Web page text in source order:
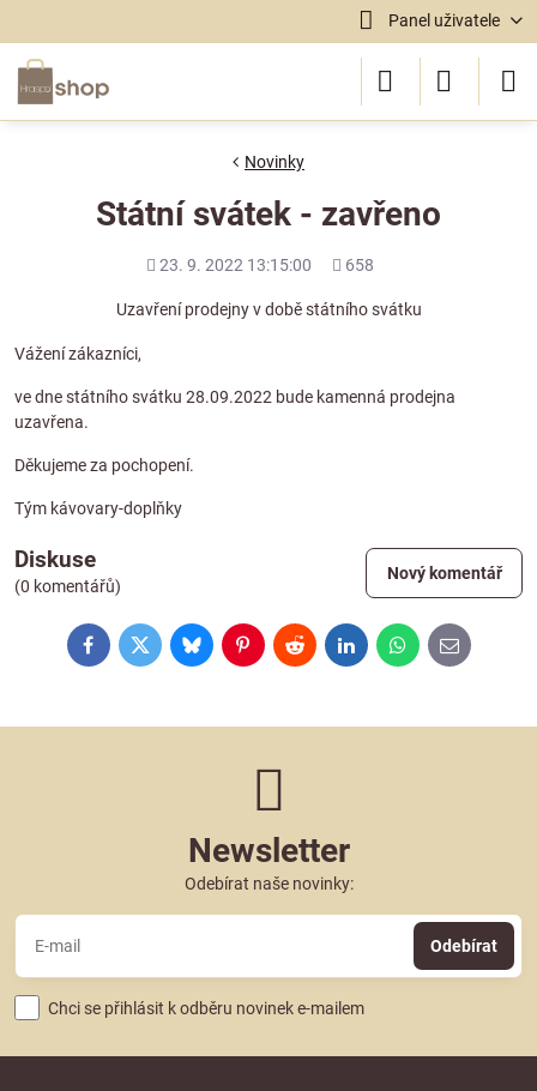
Panel uživatele
Novinky
Státní svátek - zavřeno
Přidáno
23. 9. 2022 13:15:00
Počet
658
Uzavření prodejny v době státního svátku
Vážení zákazníci,
ve dne státního svátku 28.09.2022 bude kamenná prodejna
uzavřena.
Děkujeme za pochopení.
Tým kávovary-doplňky
Diskuse
(0 komentářů)
Nový komentář
FacebookTwitterBlueskyPinterestRedditLinkedInWhatsApp
E-
mail
Newsletter
Odebírat naše novinky:
Odebírat
Chci se přihlásit k odběru novinek e-mailem